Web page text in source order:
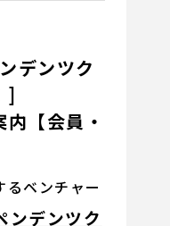
デンツク
]
【会員・
るベンチャー
ンデンツク